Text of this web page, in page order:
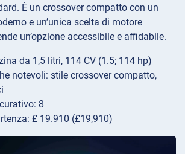
È un crossover compatto con un
e un’unica scelta di motore
un’opzione accessibile e affidabile.
da 1,5 litri, 114 CV (1.5; 114 hp)
notevoli: stile crossover compatto,
8
£ 19.910 (£19,910)